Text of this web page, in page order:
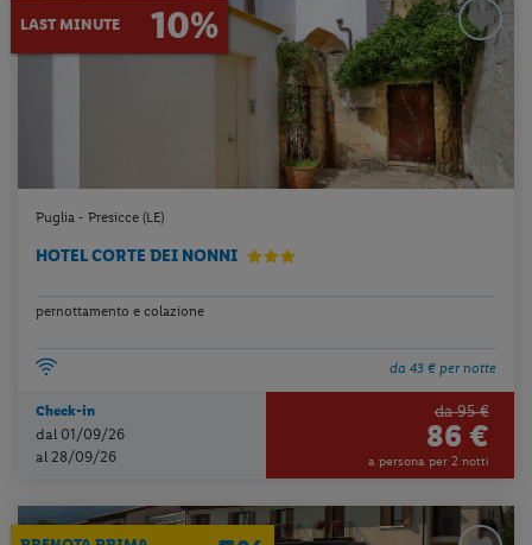
LAST MINUTE 10%
Puglia - Presicce (LE)
HOTEL CORTE DEI NONNI
pernottamento e colazione
da 43 € per notte
Check-in
dal 01/09/26
al 28/09/26
da 95 €
86 €
a persona per 2 notti